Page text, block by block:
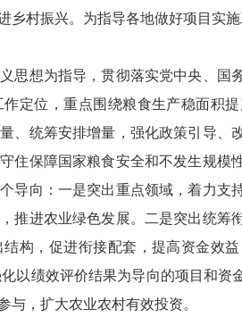
乡村振兴。为指导各地做好项目实
想为指导，贯彻落实党中央、国
定位，重点围绕粮食生产稳面积
、统筹安排增量，强化政策引导、
住保障国家粮食安全和不发生规模
导向：一是突出重点领域，着力支
推进农业绿色发展。二是突出统筹
构，促进衔接配套，提高资金效
以绩效评价结果为导向的项目和
与，扩大农业农村有效投资。